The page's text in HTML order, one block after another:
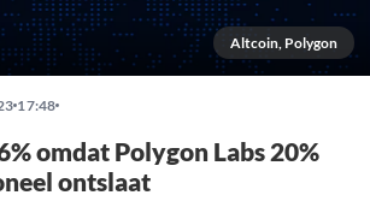
Altcoin, Polygon
17:48
omdat Polygon Labs 20%
ontslaat